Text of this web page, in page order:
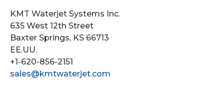
KMT Waterjet Systems Inc.
635 West 12th Street
Baxter Springs, KS 66713
EE.UU.
+1-620-856-2151
sales@kmtwaterjet.com